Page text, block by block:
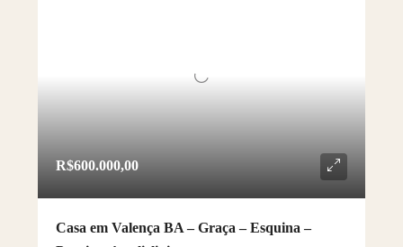
R$600.000,00
Casa em Valença BA – Graça – Esquina –